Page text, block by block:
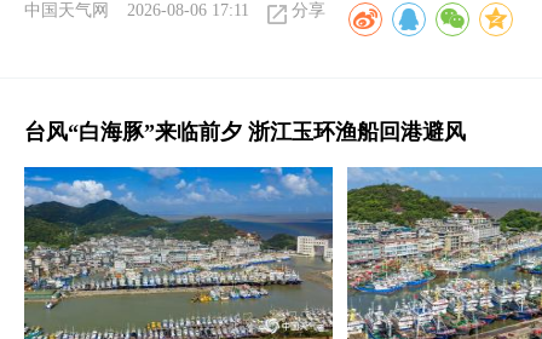
中国天气网 2026-08-06 17:11 分享
台风“白海豚”来临前夕 浙江玉环渔船回港避风